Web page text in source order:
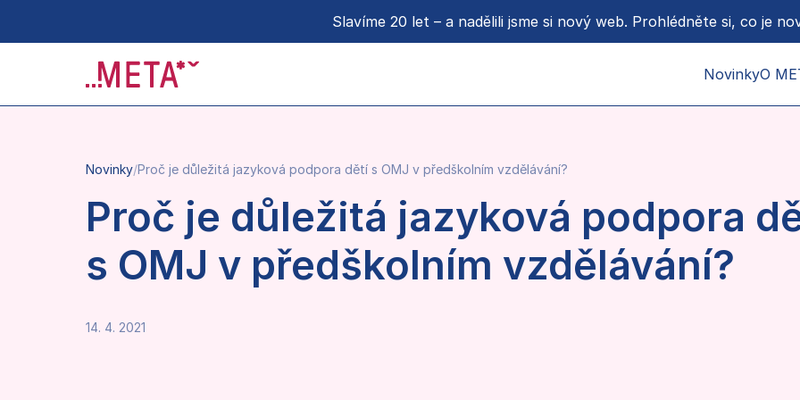
Slavíme 20 let – a nadělili jsme si nový web. Prohlédněte si, co je
NovinkyO
Pro
Novinky/Proč je důležitá jazyková podpora dětí s OMJ v předškolním vzdělávání?
Proč je důležitá jazyková podpora
s OMJ v předškolním vzdělávání?
14. 4. 2021